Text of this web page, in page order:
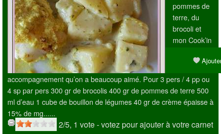
pommes de
terre, du
brocoli et
mon Cook’in
accompagnement qu’on a beaucoup aimé. Pour 3 pers / 4 pp ou
4 sp par pers 300 gr de brocolis 400 gr de pommes de terre 500
ml d’eau 1 cube de bouillon de légumes 40 gr de crème épaisse à
15% de mg......
2/5, 1 vote- votez pour ajouter à votre carnet